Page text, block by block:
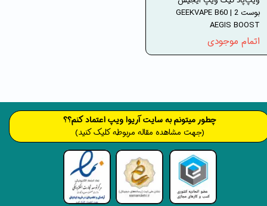
بوست 2 | GEEKVAPE B60
AEGIS BOOST
اتمام موجودی
​​​چطور میتونم به سایت آریوا ویپ اعتماد کنم؟؟
(جهت مشاهده مقاله مربوطه کلیک کنید)